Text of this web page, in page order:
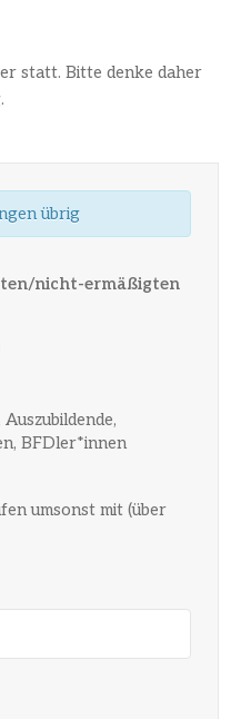
statt. Bitte denke daher
übrig
nicht-ermäßigten
BFDler*innen
umsonst mit (über